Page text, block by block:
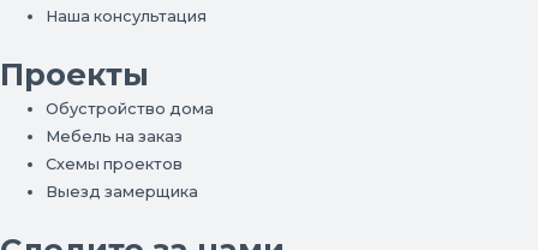
Наша консультация
Проекты
Обустройство дома
Мебель на заказ
Схемы проектов
Выезд замерщика